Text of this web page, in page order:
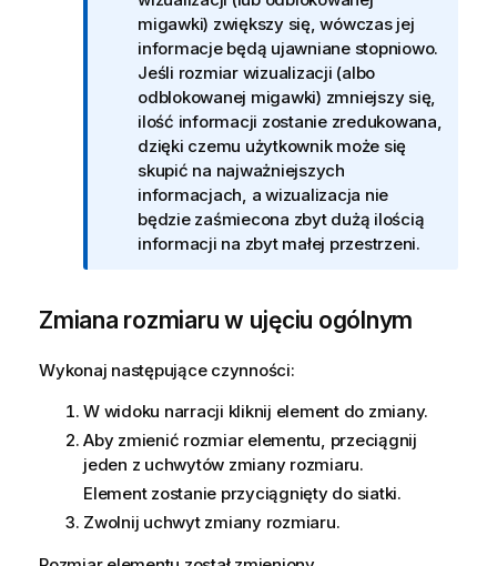
o
r
m
a
c
j
a
migawki) zwiększy się, wówczas jej
informacje będą ujawniane stopniowo.
Jeśli rozmiar wizualizacji (albo
odblokowanej migawki) zmniejszy się,
ilość informacji zostanie zredukowana,
dzięki czemu użytkownik może się
skupić na najważniejszych
informacjach, a wizualizacja nie
będzie zaśmiecona zbyt dużą ilością
informacji na zbyt małej przestrzeni.
Zmiana rozmiaru w ujęciu ogólnym
Wykonaj następujące czynności:
W widoku narracji kliknij element do zmiany.
Aby zmienić rozmiar elementu, przeciągnij
jeden z uchwytów zmiany rozmiaru.
Element zostanie przyciągnięty do siatki.
Zwolnij uchwyt zmiany rozmiaru.